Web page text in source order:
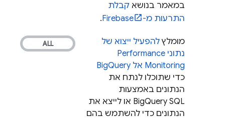
במאמר בנושא קבלת
התרעות מ-Firebase
.
מומלץלהפעיל ייצוא של
נתוני Performance
Monitoring אל BigQuery
כדי שתוכלו לנתח את
הנתונים באמצעות
BigQuery SQL או לייצא את
הנתונים כדי להשתמש בהם